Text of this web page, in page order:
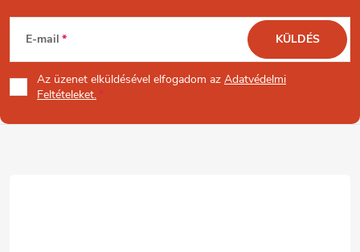
L
á
b
E-mail
Az üzenet elküldésével elfogadom az Adatvédelmi
Feltételeket.
KÜLDÉS